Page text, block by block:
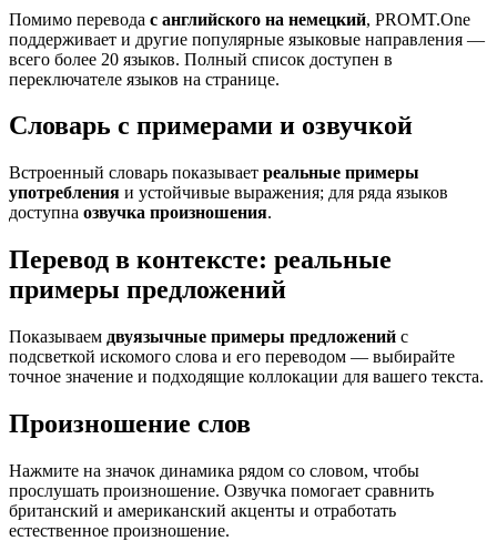
Помимо перевода с английского на немецкий, PROMT.One
поддерживает и другие популярные языковые направления —
всего более 20 языков. Полный список доступен в
переключателе языков на странице.
Словарь с примерами и озвучкой
Встроенный словарь показывает реальные примеры
употребления и устойчивые выражения; для ряда языков
доступна озвучка произношения.
Перевод в контексте: реальные
примеры предложений
Показываем двуязычные примеры предложений с
подсветкой искомого слова и его переводом — выбирайте
точное значение и подходящие коллокации для вашего текста.
Произношение слов
Нажмите на значок динамика рядом со словом, чтобы
прослушать произношение. Озвучка помогает сравнить
британский и американский акценты и отработать
естественное произношение.